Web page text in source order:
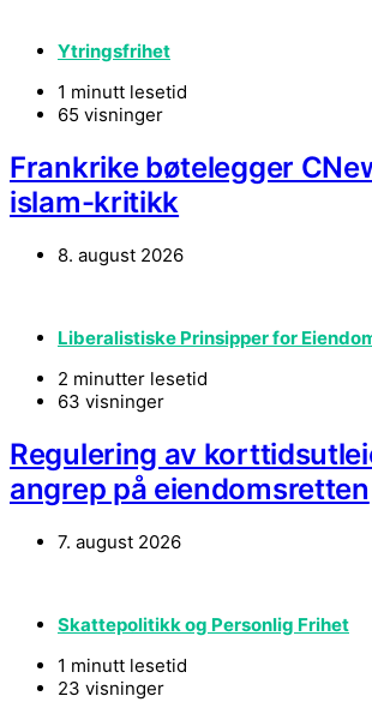
Ytringsfrihet
1 minutt lesetid
65 visninger
Frankrike bøtelegger
islam-kritikk
8. august 2026
Liberalistiske Prinsipper for
2 minutter lesetid
63 visninger
Regulering av
angrep på eiendomsretten
7. august 2026
Skattepolitikk og Personlig Frihet
1 minutt lesetid
23 visninger